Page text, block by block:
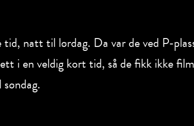
tid, natt til lørdag. Da var de ved P-
i en veldig kort tid, så de fikk ikke